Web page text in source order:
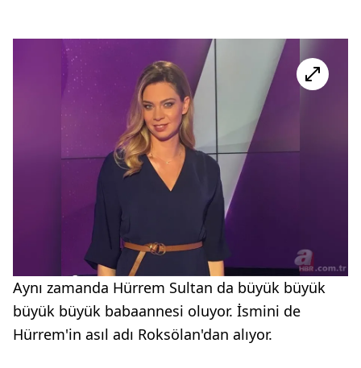
Aynı zamanda Hürrem Sultan da büyük büyük
büyük büyük babaannesi oluyor. İsmini de
Hürrem'in asıl adı Roksölan'dan alıyor.